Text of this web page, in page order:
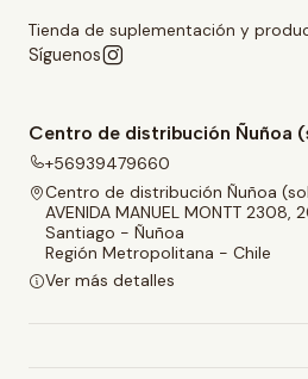
Tienda de suplementación y
Síguenos
Centro de distribución Ñuñoa
+56939479660
Centro de distribución Ñuñoa
AVENIDA MANUEL MONTT 2308,
Santiago - Ñuñoa
Región Metropolitana - Chile
Ver más detalles